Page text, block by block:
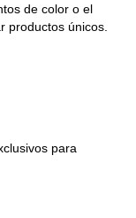
de color o el
productos únicos.
para